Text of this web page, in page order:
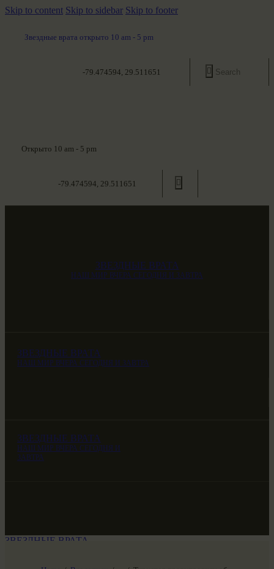
Skip to content Skip to sidebar Skip to footer
Звездные врата открыто 10 am - 5 pm
-79.474594, 29.511651
Открыто 10 am - 5 pm
-79.474594, 29.511651
ЗВЕЗДНЫЕ ВРАТА
НАШ МИР ВЧЕРА СЕГОДНЯ И ЗАВТРА
ЗВЕЗДНЫЕ ВРАТА
НАШ МИР ВЧЕРА СЕГОДНЯ И ЗАВТРА
ЗВЕЗДНЫЕ ВРАТА
НАШ МИР ВЧЕРА СЕГОДНЯ И
ЗАВТРА
ЗВЕЗДНЫЕ ВРАТА